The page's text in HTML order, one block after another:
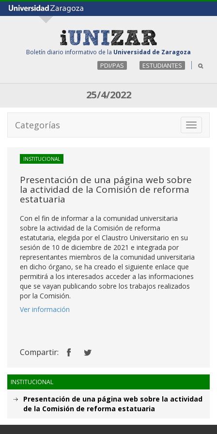
Boletín diario informativo de la Universidad de Zaragoza
PDI/PAS ESTUDIANTES
25/4/2022
Toggle
Categorías
INSTITUCIONAL
Presentación de una página web sobre
la actividad de la Comisión de reforma
estatuaria
Con el fin de informar a la comunidad universitaria
sobre la actividad de la Comisión de reforma
estatutaria, elegida por el Claustro Universitario en su
sesión de 10 de diciembre de 2021 e integrada por
representantes miembros de la comunidad universitaria
en dicho órgano, se ha creado el siguiente enlace que
permitirá a los interesados acceder a las informaciones
que se vayan publicando sobre los trabajos realizados
por la Comisión.
Ver información
Compartir:
INSTITUCIONAL
Presentación de una página web sobre la actividad
de la Comisión de reforma estatuaria